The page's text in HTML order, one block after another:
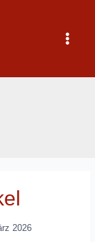
Main
Menu
2026